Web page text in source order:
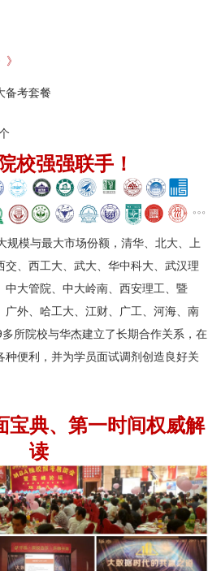
备考套餐
校强强联手！
模与最大市场份额，清华、北大、上
、西工大、武大、华中科大、武汉理
大管院、中大岭南、西安理工、暨
广外、哈工大、江财、广工、河海、南
所院校与华杰建立了长期合作关系，在
种便利，并为学员面试调剂创造良好关
宝典、第一时间权威解
读